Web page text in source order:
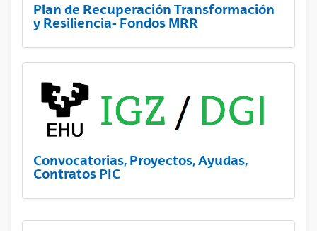
Plan de Recuperación Transformación
y Resiliencia- Fondos MRR
Convocatorias, Proyectos, Ayudas,
Contratos PIC